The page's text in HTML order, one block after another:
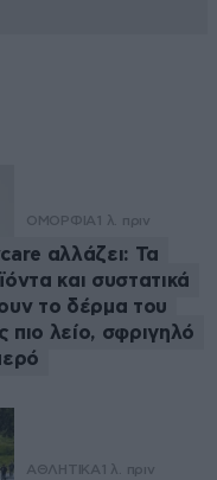
ΟΜΟΡΦΙΑ 1 λ. πριν
αλλάζει: Τα
και συστατικά
το δέρμα του
πιο λείο, σφριγηλό
ΑΘΛΗΤΙΚΑ 1 λ. πριν